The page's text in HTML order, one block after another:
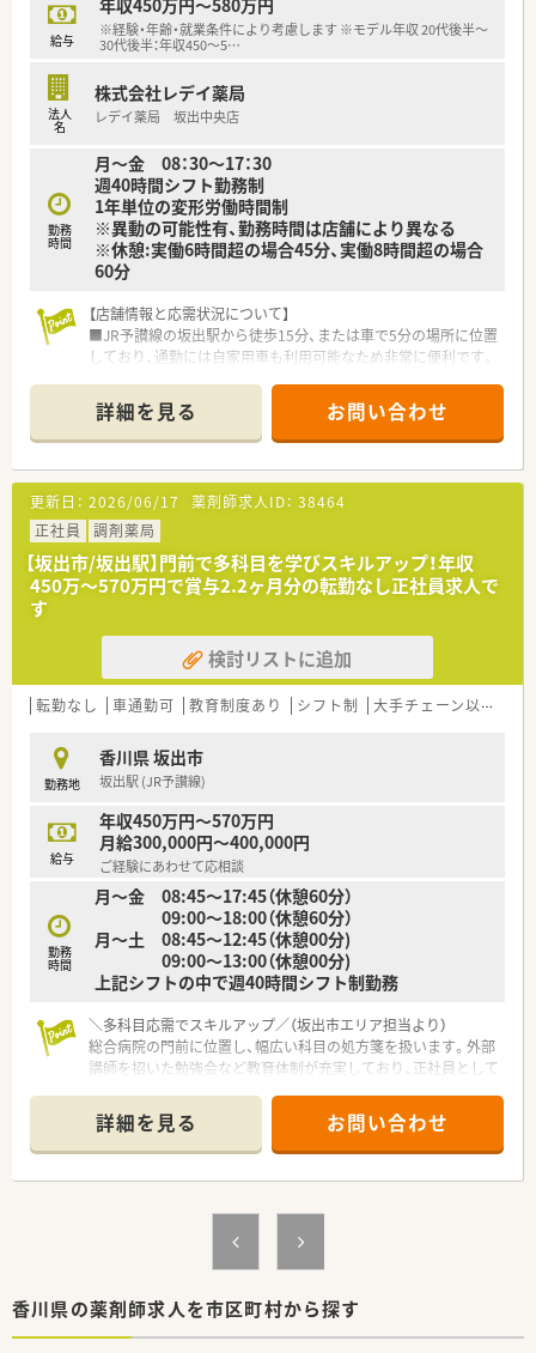
■患者様一人ひとりに寄り添った丁寧な服薬指導や、最新の監査
システムを活用した正確な監査業務を担当します。
■外来の調剤業務に加えて、施設在宅における服薬管理や栄養ケ
アサポートなど、幅広い専門業務にも携わります。
【想定されるキャリアイメージ】
患に関する高度な薬学知識とスキルを習得できます。
■在宅医療や栄養ケアサポートの実践的な経験を積むことで、地
域に密着したかかりつけ薬剤師へと成長できます。
■明確な人事考課制度による評価を受けることで、将来的な管理
薬剤師やエリアマネージャーへのキャリアアップも可能です。
給与
※経験・年齢・就業条件により考慮します ※モデル年収 20代後半～
30代後半：年収450～5…
法人
名
株式会社レデイ薬局
レデイ薬局 坂出中央店
勤務
時間
月～金 08：30～17：30
週40時間シフト勤務制
1年単位の変形労働時間制
※異動の可能性有、勤務時間は店舗により異なる
※休憩:実働6時間超の場合45分、実働8時間超の場合
60分
【店舗情報と応需状況について】
■JR予讃線の坂出駅から徒歩15分、または車で5分の場所に位置
しており、通勤には自家用車も利用可能なため非常に便利です。
ており、幅広い疾患に触れることで薬剤師の専門知識を深められ
ます。
■現在は常勤薬剤師4名と事務スタッフ2名が在籍しており、ゆ
とりを持った人員配置により一人ひとりが丁寧に患者様へ対応
できます。
【勤務実態について】
■開局時間は平日8時30分から17時30分までとなっており、土日
祝日が固定でお休みのため、週末の予定も立てやすい職場です。
■残業時間は全社平均で月7.5時間と少なく、さらに残業代は1分
ん。
■年間休日は114日確保されており、有給休暇の取得率も70％を
超えているため、プライベートを大切にしながら長く働けます。
■坂出市立病院などの総合病院から発行される多種多様な処方
箋の調剤、監査、服薬指導を通じて薬剤師としての職能を発揮し
ます。
■調剤業務のほかにドラッグストア併設店としての知見を活か
したOTC販売や、漢方製剤の取り扱いなど幅広い業務に携わりま
す。
■かかりつけ薬剤師業務にも注力しており、患者様一人ひとりと
深い信頼関係を築きながら、地域医療の質を高める役割を担いま
【想定されるキャリアイメージ】
■入社後は現場でのOJT研修を通じて業務を学び、その後は社内
す。
■認定薬剤師の取得支援やeラーニングの受講無料制度があり、
専門性を高めてS1からS3へとステップアップを目指せる環境で
■マネジメントに興味がある方は、管理薬剤師やリーダー、さら
には本部スタッフといった多様なキャリアパスが用意されてい
ます。
詳細を見る お問い合わせ
更新日： 2026/06/17 薬剤師求人ID： 38464
正社員
調剤薬局
【坂出市/坂出駅】門前で多科目を学びスキルアップ！年収
450万〜570万円で賞与2.2ヶ月分の転勤なし正社員求人で
す
検討リストに追加
転勤なし 車通勤可 教育制度あり シフト制 大手チェーン以外
勤務地
香川県 坂出市
坂出駅 (JR予讃線)
給与
年収450万円～570万円
月給300,000円～400,000円
ご経験にあわせて応相談
勤務
時間
月～金 08:45～17:45（休憩60分）
09:00～18:00（休憩60分）
月～土 08:45～12:45（休憩00分)
09:00～13:00（休憩00分)
上記シフトの中で週40時間シフト制勤務
＼多科目応需でスキルアップ／（坂出市エリア担当より）
総合病院の門前に位置し、幅広い科目の処方箋を扱います。外部
講師を招いた勉強会など教育体制が充実しており、正社員として
【店舗情報と応需状況について】
■JR予讃線の坂出駅から徒歩15分ほどの場所に位置しており、
マイカーでの通勤も可能なので日々の仕事帰りの買い物にも便
■近隣にある総合病院からの処方箋をメインに受け付けており、
心療内科から内科まで幅広い多科目の処方に対応しておりま
例に触れながら薬剤師としての知識を深く広く学べる環境で
詳細を見る お問い合わせ
香川県の薬剤師求人を市区町村から探す